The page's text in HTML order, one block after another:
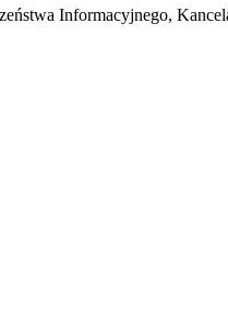
Informacyjnego,